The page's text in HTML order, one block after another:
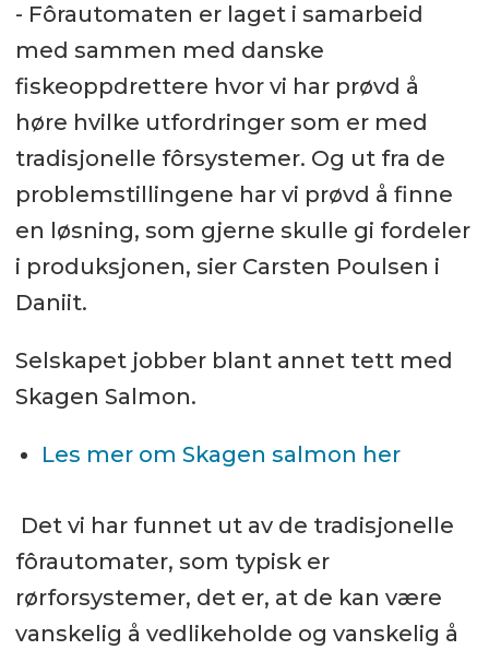
- Fôrautomaten er laget i samarbeid
med sammen med danske
fiskeoppdrettere hvor vi har prøvd å
høre hvilke utfordringer som er med
tradisjonelle fôrsystemer. Og ut fra de
problemstillingene har vi prøvd å finne
en løsning, som gjerne skulle gi fordeler
i produksjonen, sier Carsten Poulsen i
Daniit.
Selskapet jobber blant annet tett med
Skagen Salmon.
Les mer om Skagen salmon her
Det vi har funnet ut av de tradisjonelle
fôrautomater, som typisk er
rørforsystemer, det er, at de kan være
vanskelig å vedlikeholde og vanskelig å